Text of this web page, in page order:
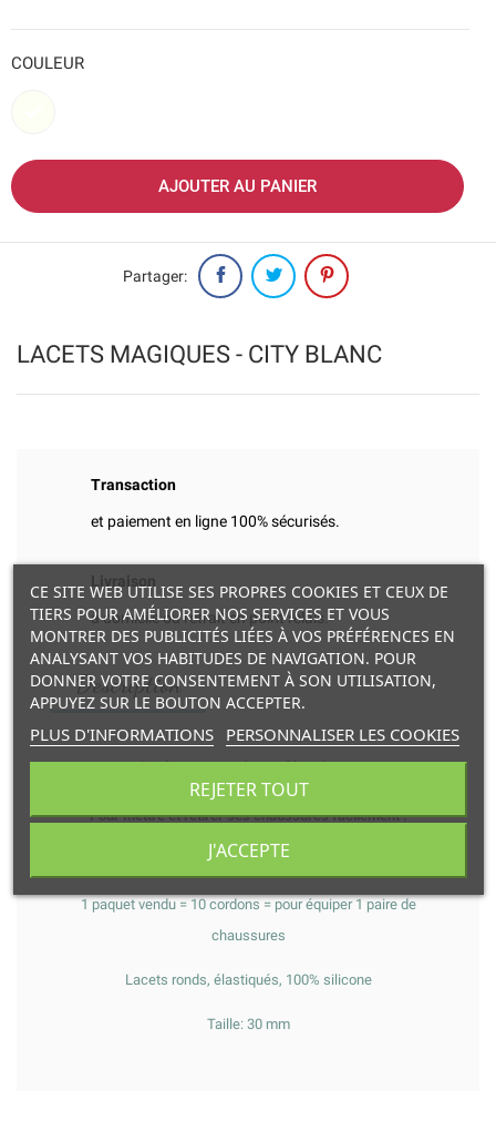
LACETS MAGIQUES - CITY BLANC
Transaction
et paiement en ligne 100% sécurisés.
Livraison
à domicile ou retrait en point relais.
COULEUR
AJOUTER AU PANIER
Partager:
Description
Le lacet magique élastique
Pour mettre et retirer ses chaussures facilement !
Mise en place facile: 1 cordon en silicone entre deux oeillets
1 paquet vendu = 10 cordons = pour équiper 1 paire de
chaussures
Lacets ronds, élastiqués, 100% silicone
Taille: 30 mm
CE SITE WEB UTILISE SES PROPRES COOKIES ET CEUX DE
TIERS POUR AMÉLIORER NOS SERVICES ET VOUS
MONTRER DES PUBLICITÉS LIÉES À VOS PRÉFÉRENCES EN
ANALYSANT VOS HABITUDES DE NAVIGATION. POUR
DONNER VOTRE CONSENTEMENT À SON UTILISATION,
APPUYEZ SUR LE BOUTON ACCEPTER.
PLUS D'INFORMATIONS PERSONNALISER LES COOKIES
REJETER TOUT
J'ACCEPTE